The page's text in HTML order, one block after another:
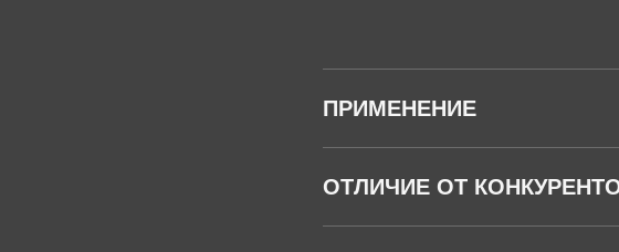
ПРИМЕНЕНИЕ
ОТЛИЧИЕ ОТ